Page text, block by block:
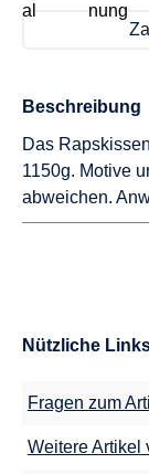
Beschreibung
Das
1150g. Motive
abweichen.
Nützliche
Fragen zum
Weitere Artikel